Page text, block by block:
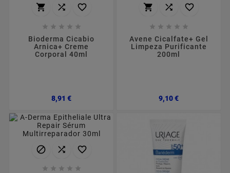
  
    
Bioderma Cicabio
Arnica+ Creme
Corporal 40ml
8,91 €Preço
  
    
Avene Cicalfate+ Gel
Limpeza Purificante
200ml
9,10 €Preço
  
    